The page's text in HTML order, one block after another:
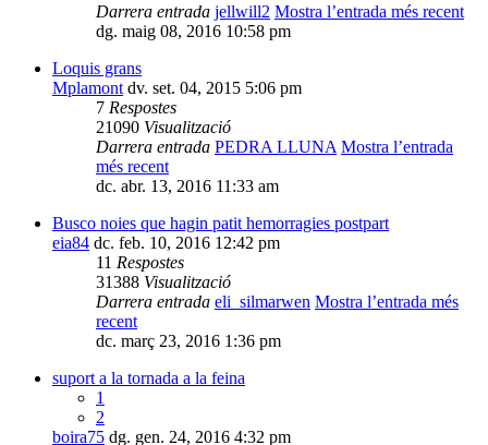
Darrera entrada jellwill2 Mostra l’entrada més recent
dg. maig 08, 2016 10:58 pm
Loquis grans
Mplamont dv. set. 04, 2015 5:06 pm
7 Respostes
21090 Visualització
Darrera entrada PEDRA LLUNA Mostra l’entrada
més recent
dc. abr. 13, 2016 11:33 am
Busco noies que hagin patit hemorragies postpart
eia84 dc. feb. 10, 2016 12:42 pm
11 Respostes
31388 Visualització
Darrera entrada eli_silmarwen Mostra l’entrada més
recent
dc. març 23, 2016 1:36 pm
suport a la tornada a la feina
1
2
boira75 dg. gen. 24, 2016 4:32 pm